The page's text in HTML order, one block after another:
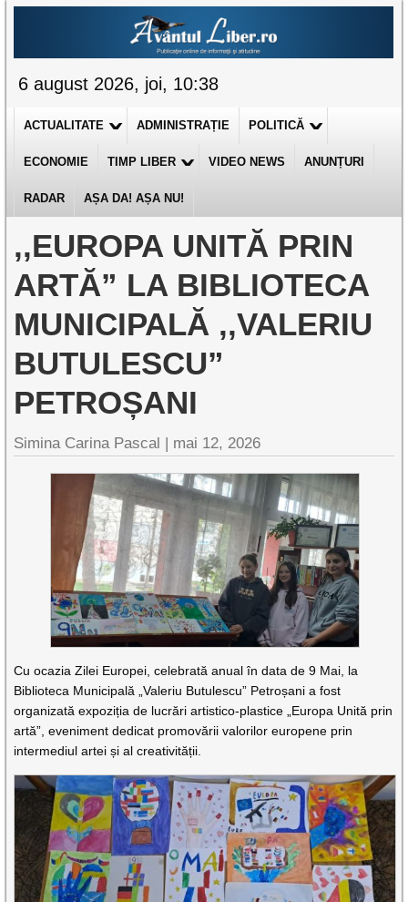
6 august 2026, joi, 10:38
ACTUALITATE ADMINISTRAȚIE POLITICĂ
ECONOMIE TIMP LIBER VIDEO NEWS ANUNȚURI
RADAR AȘA DA! AȘA NU!
,,EUROPA UNITĂ PRIN
ARTĂ” LA BIBLIOTECA
MUNICIPALĂ ,,VALERIU
BUTULESCU”
PETROȘANI
Simina Carina Pascal | mai 12, 2026
Cu ocazia Zilei Europei, celebrată anual în data de 9 Mai, la
Biblioteca Municipală „Valeriu Butulescu” Petroșani a fost
organizată expoziția de lucrări artistico-plastice „Europa Unită prin
artă”, eveniment dedicat promovării valorilor europene prin
intermediul artei și al creativității.